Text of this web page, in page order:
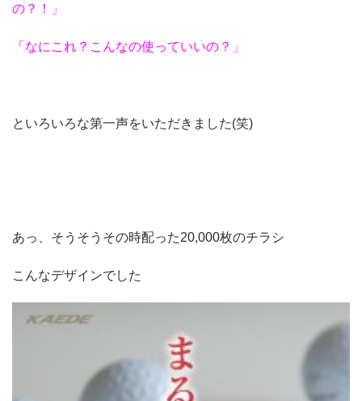
の？！」
「なにこれ？こんなの使っていいの？」
といろいろな第一声をいただきました(笑)
あっ、そうそうその時配った20,000枚のチラシ
こんなデザインでした